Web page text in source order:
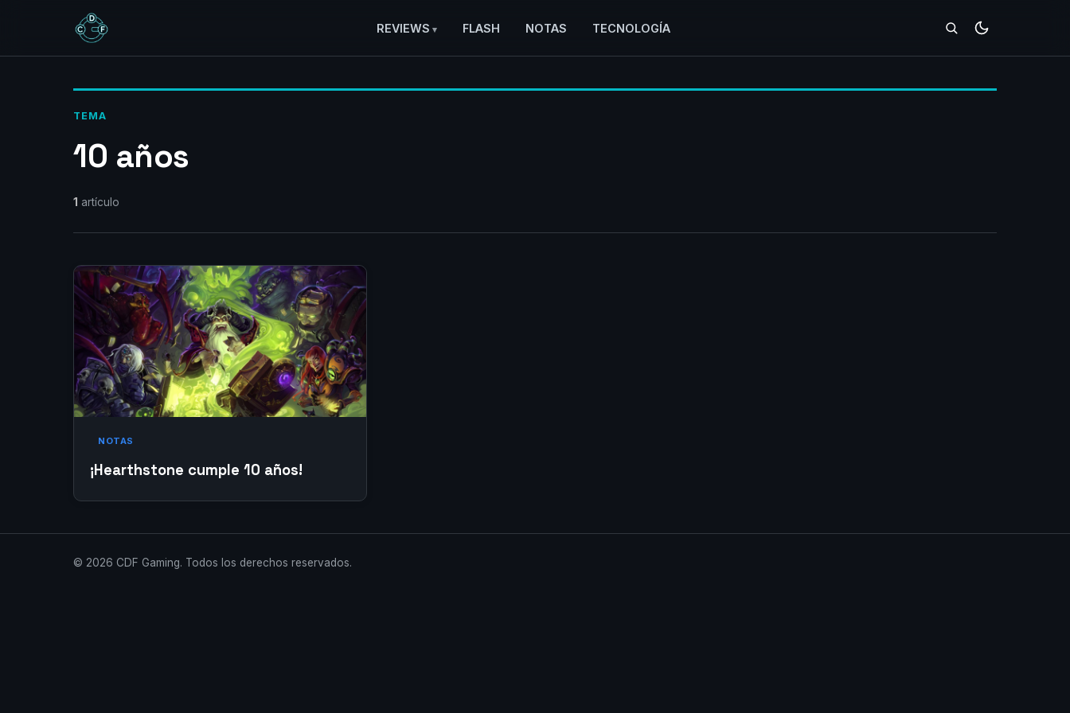
REVIEWS FLASH NOTAS TECNOLOGÍA
TEMA
10 años
1 artículo
NOTAS
¡Hearthstone cumple 10 años!
© 2026 CDF Gaming. Todos los derechos reservados.